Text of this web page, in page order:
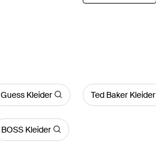
Guess Kleider Ted Baker Kleider
BOSS Kleider